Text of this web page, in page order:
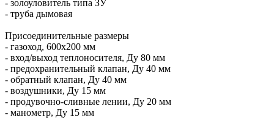
- золоуловитель типа ЗУ
- труба дымовая
Присоединительные размеры
- газоход, 600х200 мм
- вход/выход теплоносителя, Ду 80 мм
- предохранительный клапан, Ду 40 мм
- обратный клапан, Ду 40 мм
- воздушники, Ду 15 мм
- продувочно-сливные лении, Ду 20 мм
- манометр, Ду 15 мм